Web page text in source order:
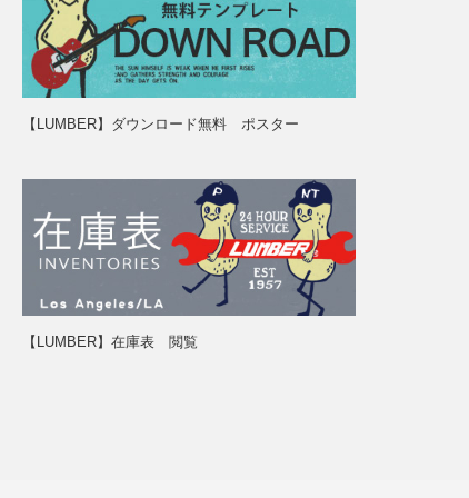
【LUMBER】ダウンロード無料 ポスター
【LUMBER】在庫表 閲覧